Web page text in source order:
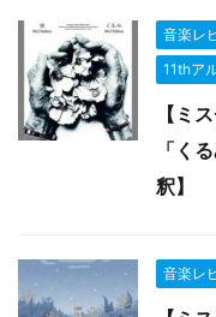
音楽レ
11thア
【ミ
「く
釈】
音楽レ